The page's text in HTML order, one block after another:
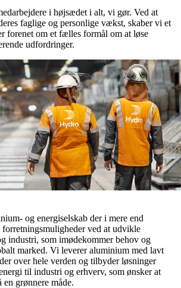
i højsædet i alt, vi gør. Ved at
faglige og personlige vækst, skaber vi et
forenet om et fælles formål om at løse
udfordringer.
og energiselskab der i mere end
forretningsmuligheder ved at udvikle
industri, som imødekommer behov og
marked. Vi leverer aluminium med lavt
over hele verden og tilbyder løsninger
til industri og erhverv, som ønsker at
grønnere måde.